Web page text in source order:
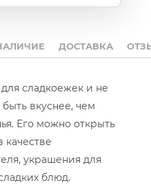
ДОСТАВКА
сладкоежек и не
вкуснее, чем
Его можно открыть
качестве
украшения для
блюд.